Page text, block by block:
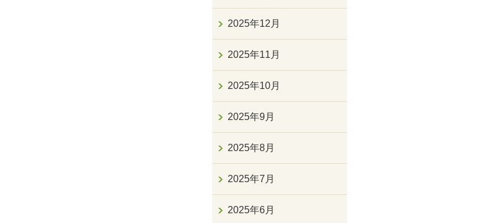
2025年12月
2025年11月
2025年10月
2025年9月
2025年8月
2025年7月
2025年6月